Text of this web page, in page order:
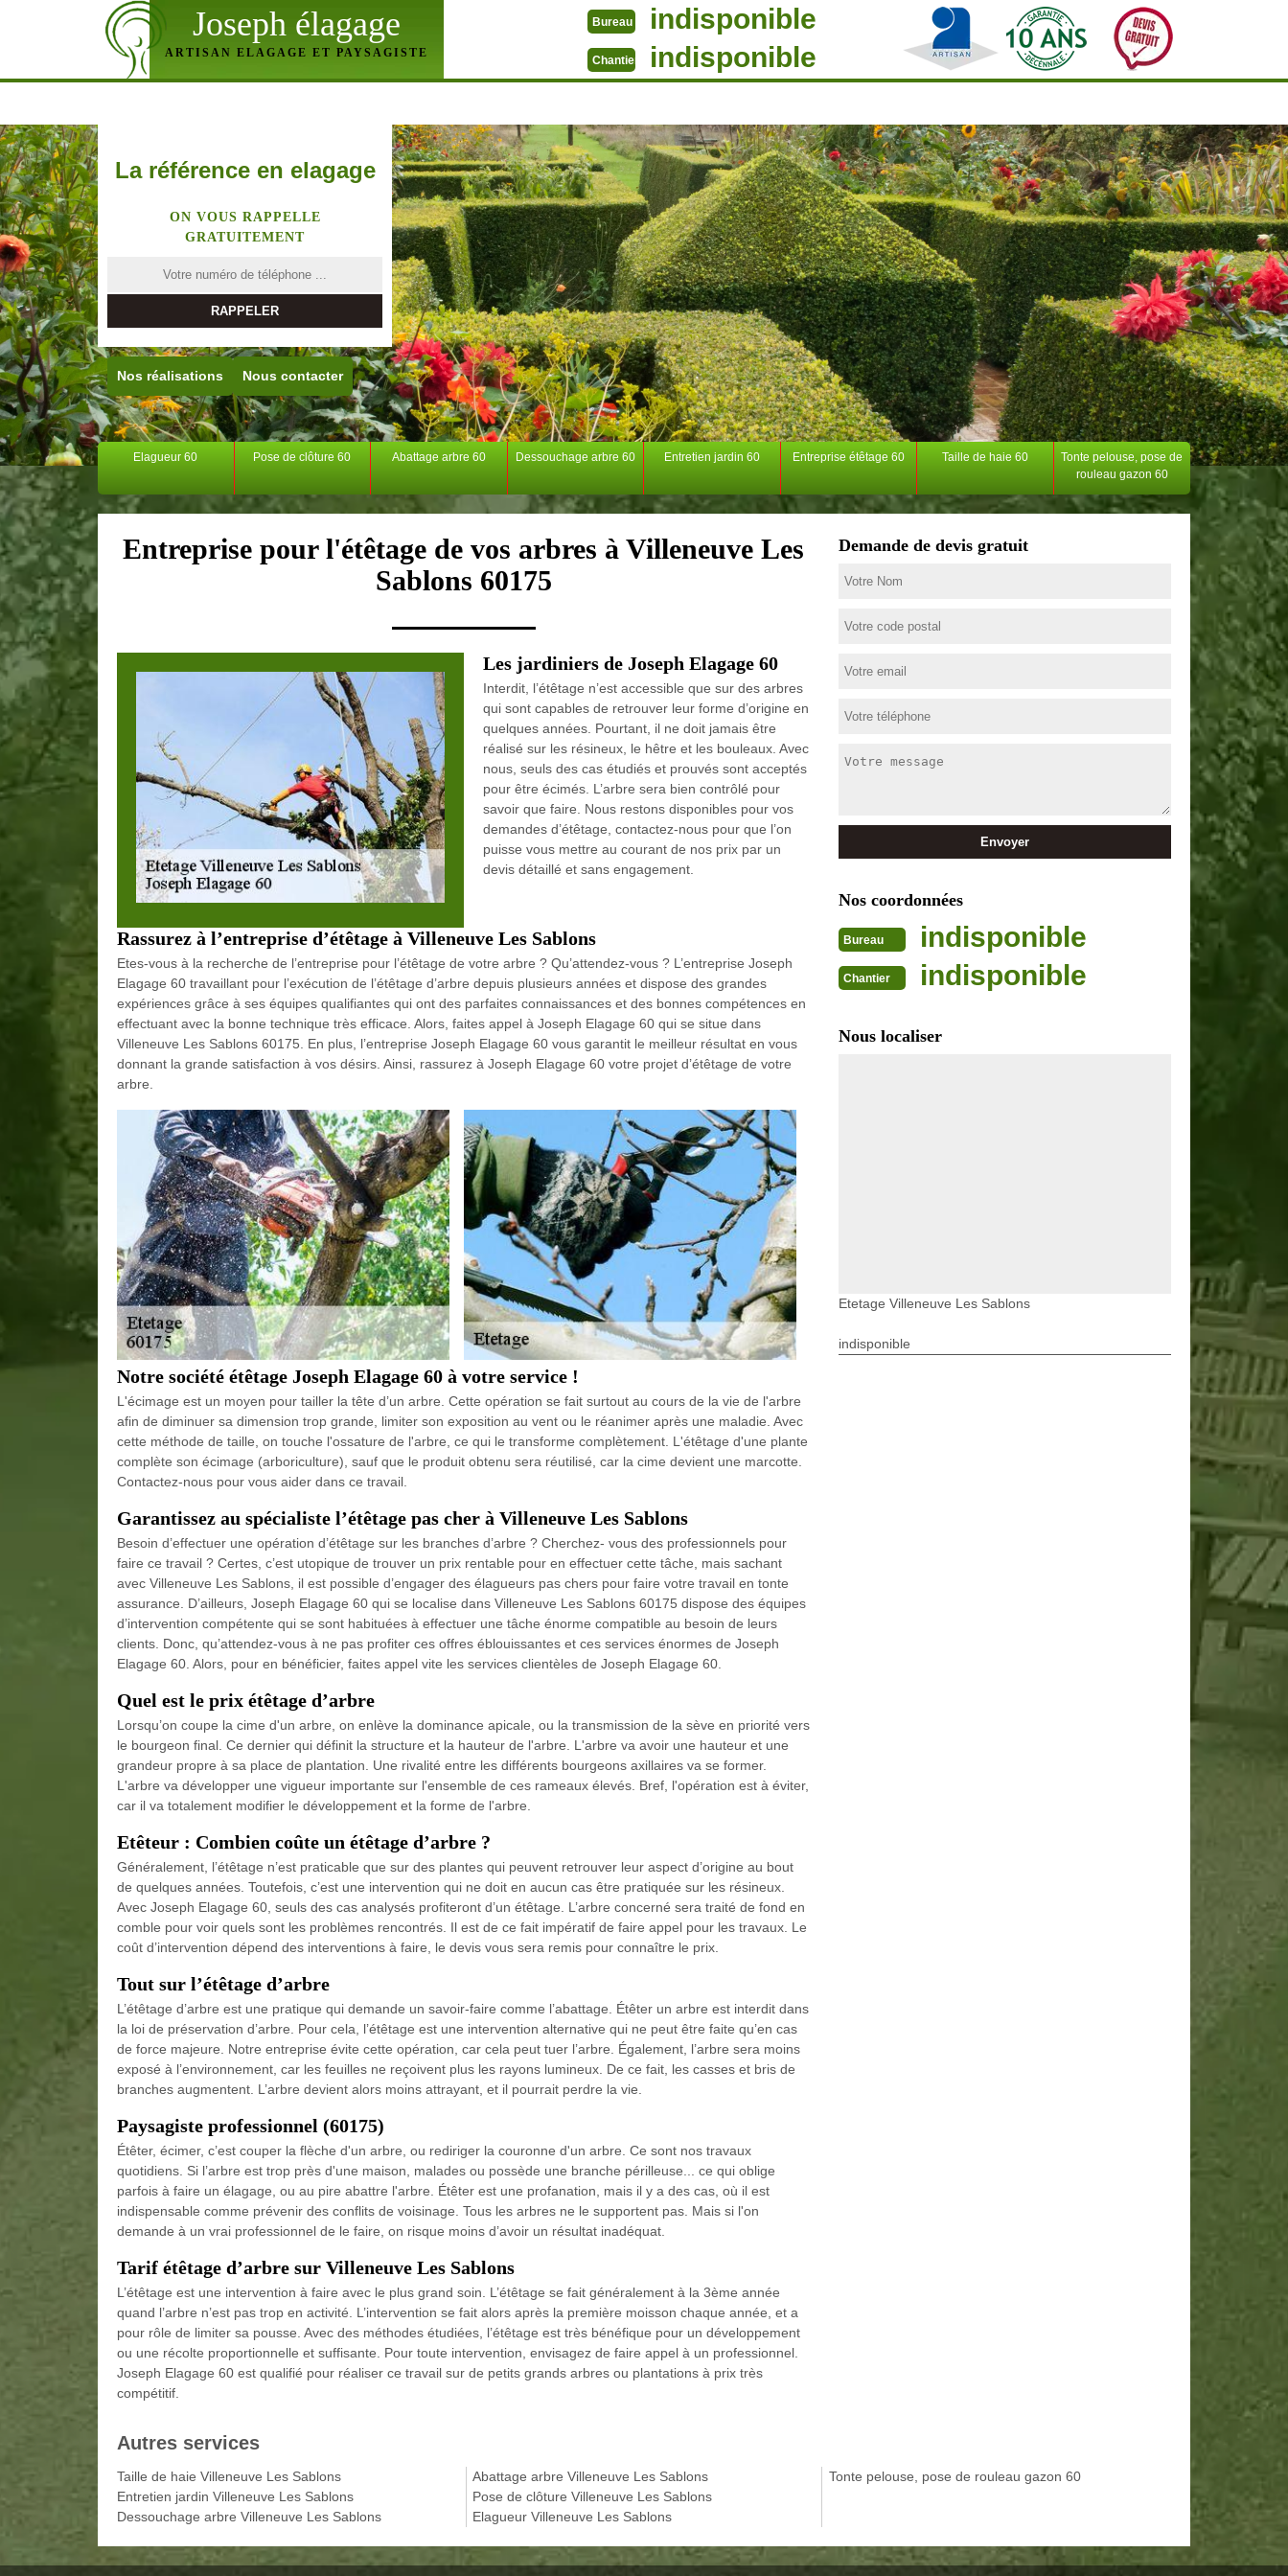
Joseph élagage
ARTISAN ELAGAGE ET PAYSAGISTE
Bureau indisponible
Chantier indisponible
La référence en elagage
ON VOUS RAPPELLE
GRATUITEMENT
Nos réalisations Nous contacter
Elagueur 60 Pose de clôture 60 Abattage arbre 60 Dessouchage arbre 60 Entretien jardin 60 Entreprise étêtage 60 Taille de haie 60
Tonte pelouse, pose de
rouleau gazon 60
Entreprise pour l'étêtage de vos arbres à Villeneuve Les
Sablons 60175
Les jardiniers de Joseph Elagage 60
Interdit, l’étêtage n’est accessible que sur des arbres
qui sont capables de retrouver leur forme d’origine en
quelques années. Pourtant, il ne doit jamais être
réalisé sur les résineux, le hêtre et les bouleaux. Avec
nous, seuls des cas étudiés et prouvés sont acceptés
pour être écimés. L’arbre sera bien contrôlé pour
savoir que faire. Nous restons disponibles pour vos
demandes d’étêtage, contactez-nous pour que l’on
puisse vous mettre au courant de nos prix par un
devis détaillé et sans engagement.
Rassurez à l’entreprise d’étêtage à Villeneuve Les Sablons
Etes-vous à la recherche de l’entreprise pour l’étêtage de votre arbre ? Qu’attendez-vous ? L’entreprise Joseph
Elagage 60 travaillant pour l’exécution de l’étêtage d’arbre depuis plusieurs années et dispose des grandes
expériences grâce à ses équipes qualifiantes qui ont des parfaites connaissances et des bonnes compétences en
effectuant avec la bonne technique très efficace. Alors, faites appel à Joseph Elagage 60 qui se situe dans
Villeneuve Les Sablons 60175. En plus, l’entreprise Joseph Elagage 60 vous garantit le meilleur résultat en vous
donnant la grande satisfaction à vos désirs. Ainsi, rassurez à Joseph Elagage 60 votre projet d’étêtage de votre
arbre.
Notre société étêtage Joseph Elagage 60 à votre service !
L'écimage est un moyen pour tailler la tête d’un arbre. Cette opération se fait surtout au cours de la vie de l'arbre
afin de diminuer sa dimension trop grande, limiter son exposition au vent ou le réanimer après une maladie. Avec
cette méthode de taille, on touche l'ossature de l'arbre, ce qui le transforme complètement. L'étêtage d'une plante
complète son écimage (arboriculture), sauf que le produit obtenu sera réutilisé, car la cime devient une marcotte.
Contactez-nous pour vous aider dans ce travail.
Garantissez au spécialiste l’étêtage pas cher à Villeneuve Les Sablons
Besoin d’effectuer une opération d’étêtage sur les branches d’arbre ? Cherchez- vous des professionnels pour
faire ce travail ? Certes, c’est utopique de trouver un prix rentable pour en effectuer cette tâche, mais sachant
avec Villeneuve Les Sablons, il est possible d’engager des élagueurs pas chers pour faire votre travail en tonte
assurance. D’ailleurs, Joseph Elagage 60 qui se localise dans Villeneuve Les Sablons 60175 dispose des équipes
d’intervention compétente qui se sont habituées à effectuer une tâche énorme compatible au besoin de leurs
clients. Donc, qu’attendez-vous à ne pas profiter ces offres éblouissantes et ces services énormes de Joseph
Elagage 60. Alors, pour en bénéficier, faites appel vite les services clientèles de Joseph Elagage 60.
Quel est le prix étêtage d’arbre
Lorsqu’on coupe la cime d'un arbre, on enlève la dominance apicale, ou la transmission de la sève en priorité vers
le bourgeon final. Ce dernier qui définit la structure et la hauteur de l'arbre. L'arbre va avoir une hauteur et une
grandeur propre à sa place de plantation. Une rivalité entre les différents bourgeons axillaires va se former.
L'arbre va développer une vigueur importante sur l'ensemble de ces rameaux élevés. Bref, l'opération est à éviter,
car il va totalement modifier le développement et la forme de l'arbre.
Etêteur : Combien coûte un étêtage d’arbre ?
Généralement, l’étêtage n’est praticable que sur des plantes qui peuvent retrouver leur aspect d’origine au bout
de quelques années. Toutefois, c’est une intervention qui ne doit en aucun cas être pratiquée sur les résineux.
Avec Joseph Elagage 60, seuls des cas analysés profiteront d’un étêtage. L’arbre concerné sera traité de fond en
comble pour voir quels sont les problèmes rencontrés. Il est de ce fait impératif de faire appel pour les travaux. Le
coût d’intervention dépend des interventions à faire, le devis vous sera remis pour connaître le prix.
Tout sur l’étêtage d’arbre
L’étêtage d’arbre est une pratique qui demande un savoir-faire comme l’abattage. Étêter un arbre est interdit dans
la loi de préservation d’arbre. Pour cela, l’étêtage est une intervention alternative qui ne peut être faite qu’en cas
de force majeure. Notre entreprise évite cette opération, car cela peut tuer l’arbre. Également, l’arbre sera moins
exposé à l’environnement, car les feuilles ne reçoivent plus les rayons lumineux. De ce fait, les casses et bris de
branches augmentent. L’arbre devient alors moins attrayant, et il pourrait perdre la vie.
Paysagiste professionnel (60175)
Étêter, écimer, c’est couper la flèche d'un arbre, ou rediriger la couronne d'un arbre. Ce sont nos travaux
quotidiens. Si l’arbre est trop près d'une maison, malades ou possède une branche périlleuse... ce qui oblige
parfois à faire un élagage, ou au pire abattre l'arbre. Étêter est une profanation, mais il y a des cas, où il est
indispensable comme prévenir des conflits de voisinage. Tous les arbres ne le supportent pas. Mais si l'on
demande à un vrai professionnel de le faire, on risque moins d’avoir un résultat inadéquat.
Tarif étêtage d’arbre sur Villeneuve Les Sablons
L’étêtage est une intervention à faire avec le plus grand soin. L’étêtage se fait généralement à la 3ème année
quand l’arbre n’est pas trop en activité. L’intervention se fait alors après la première moisson chaque année, et a
pour rôle de limiter sa pousse. Avec des méthodes étudiées, l’étêtage est très bénéfique pour un développement
ou une récolte proportionnelle et suffisante. Pour toute intervention, envisagez de faire appel à un professionnel.
Joseph Elagage 60 est qualifié pour réaliser ce travail sur de petits grands arbres ou plantations à prix très
compétitif.
Demande de devis gratuit
Nos coordonnées
Bureau indisponible
Chantier indisponible
Nous localiser
Etetage Villeneuve Les Sablons
indisponible
Autres services
Taille de haie Villeneuve Les Sablons
Entretien jardin Villeneuve Les Sablons
Dessouchage arbre Villeneuve Les Sablons
Abattage arbre Villeneuve Les Sablons
Pose de clôture Villeneuve Les Sablons
Elagueur Villeneuve Les Sablons
Tonte pelouse, pose de rouleau gazon 60